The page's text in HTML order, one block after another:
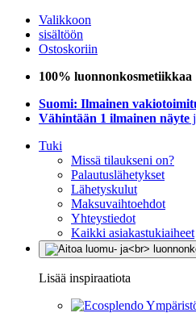
Valikkoon
sisältöön
Ostoskoriin
100% luonnonkosmetiikkaa
Suomi: Ilmainen
Vähintään 1 ilmainen näyte
Tuki
Missä tilaukseni on?
Palautuslähetykset
Lähetyskulut
Maksuvaihtoehdot
Yhteystiedot
Kaikki asiakastukiaiheet
Lisää inspiraatiota